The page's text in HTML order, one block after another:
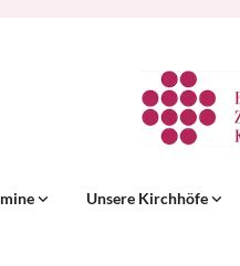
Unsere Kirchhöfe